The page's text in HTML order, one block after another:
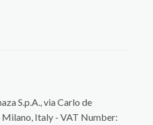
S.p.A., via Carlo de
Italy - VAT Number: